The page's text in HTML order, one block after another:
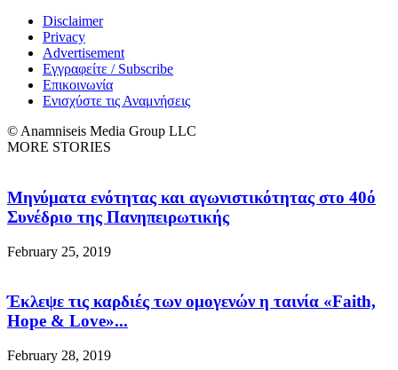
Disclaimer
Privacy
Advertisement
Εγγραφείτε / Subscribe
Επικοινωνία
Ενισχύστε τις Αναμνήσεις
© Anamniseis Media Group LLC
MORE STORIES
Μηνύματα ενότητας και αγωνιστικότητας στο 40ό
Συνέδριο της Πανηπειρωτικής
February 25, 2019
Έκλεψε τις καρδιές των ομογενών η ταινία «Faith,
Hope & Love»...
February 28, 2019